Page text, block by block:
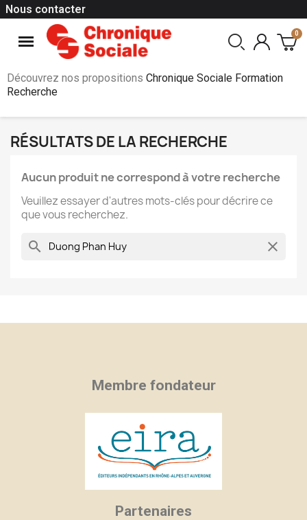
Nous contacter
Découvrez nos propositions Chronique Sociale Formation
Recherche
RÉSULTATS DE LA RECHERCHE
Aucun produit ne correspond à votre recherche
Veuillez essayer d'autres mots-clés pour décrire ce
que vous recherchez.
search clear
Membre fondateur
Partenaires